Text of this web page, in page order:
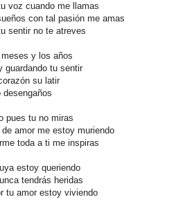
voz cuando me llamas
con tal pasión me amas
sentir no te atreves
y los años
guardando tu sentir
su latir
desengaños
pues tu no miras
amor me estoy muriendo
toda a ti me inspiras
estoy queriendo
tendrás heridas
tu amor estoy viviendo